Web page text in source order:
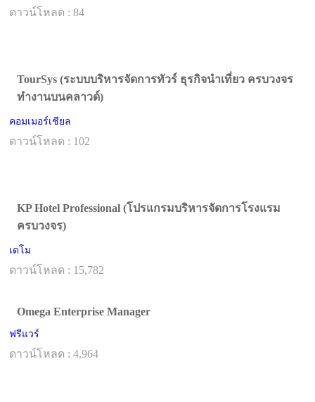
ดาวน์โหลด : 84
TourSys (ระบบบริหารจัดการทัวร์ ธุรกิจนำเที่ยว ครบวงจร
ทำงานบนคลาวด์)
คอมเมอร์เชียล
ดาวน์โหลด : 102
KP Hotel Professional (โปรแกรมบริหารจัดการโรงแรม
ครบวงจร)
เดโม
ดาวน์โหลด : 15,782
Omega Enterprise Manager
ฟรีแวร์
ดาวน์โหลด : 4,964